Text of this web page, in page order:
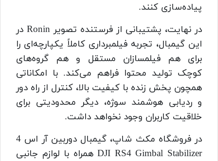
پیاده‌سازی کنند.
در نهایت، پشتیبانی از فرستنده تصویر Ronin در
این گیمبال، تجربه فیلمبرداری کاملاً یکپارچه‌ای را
برای هم فیلمسازان مستقل و هم گروه‌های
کوچک تولید محتوا فراهم می‌کند. با امکاناتی
همچون پخش زنده با کیفیت بالا، کنترل از راه دور
و ردیابی هوشمند سوژه، دیگر محدودیتی برای
خلاقیت کاربران وجود نخواهد داشت.
در فروشگاه مکث شاپ، گیمبال دوربین آر اس 4
DJI RS4 Gimbal Stabilizer همراه با لوازم جانبی